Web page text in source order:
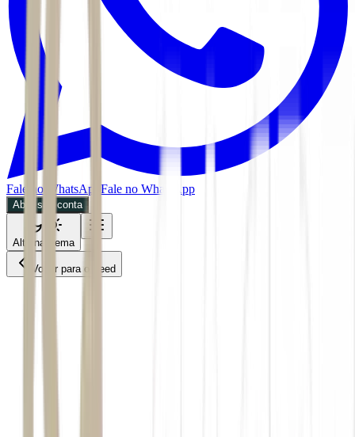
Fale no WhatsApp Fale no WhatsApp
Abra sua conta
Alternar tema
Voltar para o Feed